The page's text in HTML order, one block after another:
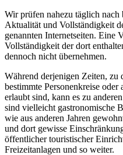
Wir prüfen nahezu täglich nach
Aktualität und Vollständigkeit
genannten Internetseiten. Eine
Vollständigkeit der dort
dennoch nicht übernehmen.
Während derjenigen Zeiten, zu
bestimmte Personenkreise
erlaubt sind, kann es zu
sind vielleicht gastronomische
wie aus anderen Jahren
und dort gewisse
öffentlicher touristischer
Freizeitanlagen und so weiter.